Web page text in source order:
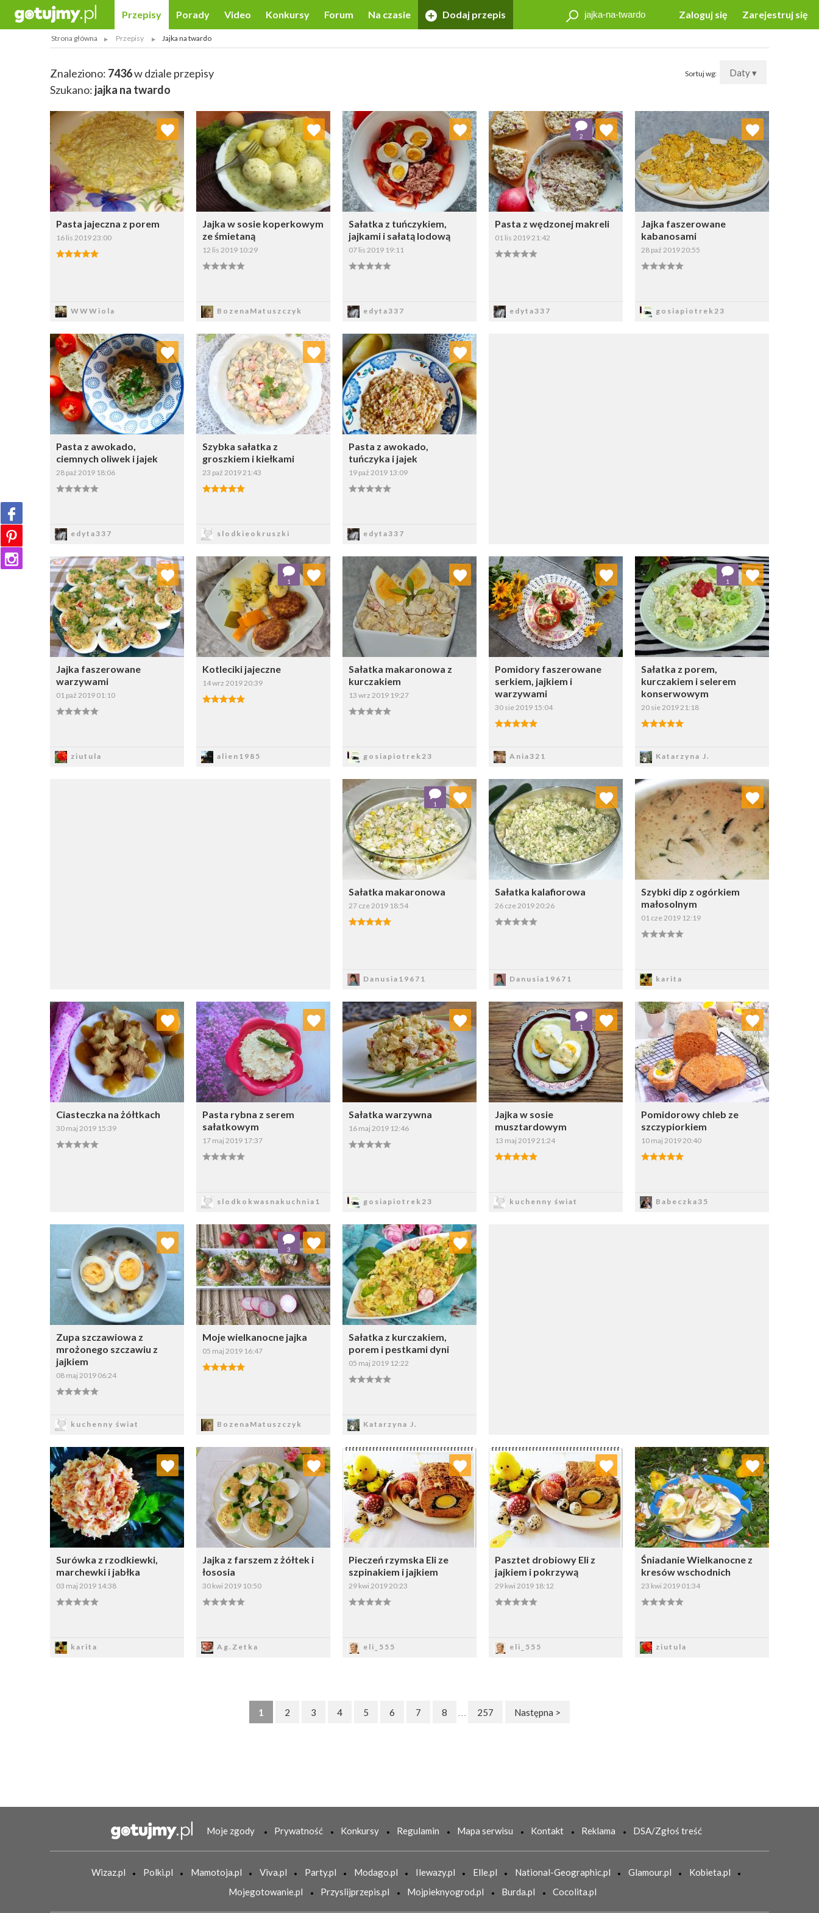
Zaloguj się Zarejestruj się
Przepisy Porady Video Konkursy Forum Na czasie Dodaj przepis
Strona główna Przepisy Jajka na twardo
Sortuj wg: Daty ▾
Znaleziono: 7436w dziale przepisy
Szukano: jajka na twardo
Pasta jajeczna z porem
16 lis 2019 23:00
WWWiola
Dodaj do ulubionych
Wybierz listę:
Jajka w sosie koperkowym
ze śmietaną
12 lis 2019 10:29
BozenaMatuszczyk
Dodaj do ulubionych
Wybierz listę:
Sałatka z tuńczykiem,
jajkami i sałatą lodową
07 lis 2019 19:11
edyta337
Dodaj do ulubionych
Wybierz listę:
Pasta z wędzonej makreli
01 lis 2019 21:42
edyta337
2
Dodaj do ulubionych
Wybierz listę:
Jajka faszerowane
kabanosami
28 paź 2019 20:55
gosiapiotrek23
Dodaj do ulubionych
Wybierz listę:
Pasta z awokado,
ciemnych oliwek i jajek
28 paź 2019 18:06
edyta337
Dodaj do ulubionych
Wybierz listę:
Szybka sałatka z
groszkiem i kiełkami
23 paź 2019 21:43
slodkieokruszki
Dodaj do ulubionych
Wybierz listę:
Pasta z awokado,
tuńczyka i jajek
19 paź 2019 13:09
edyta337
Dodaj do ulubionych
Wybierz listę:
Jajka faszerowane
warzywami
01 paź 2019 01:10
ziutula
Dodaj do ulubionych
Wybierz listę:
Kotleciki jajeczne
14 wrz 2019 20:39
alien1985
1
Dodaj do ulubionych
Wybierz listę:
Sałatka makaronowa z
kurczakiem
13 wrz 2019 19:27
gosiapiotrek23
Dodaj do ulubionych
Wybierz listę:
Pomidory faszerowane
serkiem, jajkiem i
warzywami
30 sie 2019 15:04
Ania321
Dodaj do ulubionych
Wybierz listę:
Sałatka z porem,
kurczakiem i selerem
konserwowym
20 sie 2019 21:18
Katarzyna J.
1
Dodaj do ulubionych
Wybierz listę:
Sałatka makaronowa
27 cze 2019 18:54
Danusia19671
1
Dodaj do ulubionych
Wybierz listę:
Sałatka kalafiorowa
26 cze 2019 20:26
Danusia19671
Dodaj do ulubionych
Wybierz listę:
Szybki dip z ogórkiem
małosolnym
01 cze 2019 12:19
karita
Dodaj do ulubionych
Wybierz listę:
Ciasteczka na żółtkach
30 maj 2019 15:39
Dodaj do ulubionych
Wybierz listę:
Pasta rybna z serem
sałatkowym
17 maj 2019 17:37
slodkokwasnakuchnia1
Dodaj do ulubionych
Wybierz listę:
Sałatka warzywna
16 maj 2019 12:46
gosiapiotrek23
Dodaj do ulubionych
Wybierz listę:
Jajka w sosie
musztardowym
13 maj 2019 21:24
kuchenny świat
1
Dodaj do ulubionych
Wybierz listę:
Pomidorowy chleb ze
szczypiorkiem
10 maj 2019 20:40
Babeczka35
Dodaj do ulubionych
Wybierz listę:
Zupa szczawiowa z
mrożonego szczawiu z
jajkiem
08 maj 2019 06:24
kuchenny świat
Dodaj do ulubionych
Wybierz listę:
Moje wielkanocne jajka
05 maj 2019 16:47
BozenaMatuszczyk
3
Dodaj do ulubionych
Wybierz listę:
Sałatka z kurczakiem,
porem i pestkami dyni
05 maj 2019 12:22
Katarzyna J.
Dodaj do ulubionych
Wybierz listę:
Surówka z rzodkiewki,
marchewki i jabłka
03 maj 2019 14:38
karita
Dodaj do ulubionych
Wybierz listę:
Jajka z farszem z żółtek i
łososia
30 kwi 2019 10:50
Ag.Zetka
Dodaj do ulubionych
Wybierz listę:
Pieczeń rzymska Eli ze
szpinakiem i jajkiem
29 kwi 2019 20:23
eli_555
Dodaj do ulubionych
Wybierz listę:
Pasztet drobiowy Eli z
jajkiem i pokrzywą
29 kwi 2019 18:12
eli_555
Dodaj do ulubionych
Wybierz listę:
Śniadanie Wielkanocne z
kresów wschodnich
23 kwi 2019 01:34
ziutula
Dodaj do ulubionych
Wybierz listę:
1 2 3 4 5 6 7 8 257 Następna >
Moje zgody Prywatność Konkursy Regulamin Mapa serwisu Kontakt Reklama DSA/Zgłoś treść
Wizaz.pl Polki.pl Mamotoja.pl Viva.pl Party.pl Modago.pl Ilewazy.pl Elle.pl National-Geographic.pl Glamour.pl
Kobieta.pl
Mojegotowanie.pl
Przyslijprzepis.pl Mojpieknyogrod.pl Burda.pl Cocolita.pl